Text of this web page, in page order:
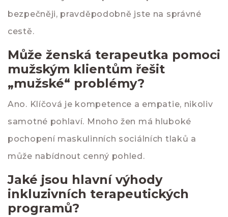
bezpečněji, pravděpodobně jste na správné
cestě.
Může ženská terapeutka pomoci
mužským klientům řešit
„mužské“ problémy?
Ano. Klíčová je kompetence a empatie, nikoliv
samotné pohlaví. Mnoho žen má hluboké
pochopení maskulinních sociálních tlaků a
může nabídnout cenný pohled.
Jaké jsou hlavní výhody
inkluzivních terapeutických
programů?